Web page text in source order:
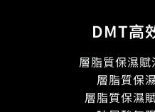
DMT高
層脂質保濕
層脂質保
層脂質保濕